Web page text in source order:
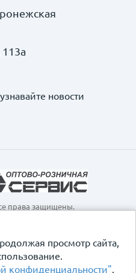
просмотр сайта,
конфиденциальности".
новости
права защищены.
информация о товарах и
нём, носит
характер и ни при
публичной офертой,
Статьи 437